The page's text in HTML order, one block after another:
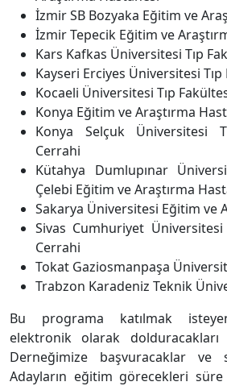
İzmir SB Bozyaka Eğitim ve
İzmir Tepecik Eğitim ve
Kars Kafkas Üniversitesi Tıp
Kayseri Erciyes Üniversitesi Tıp
Kocaeli Üniversitesi Tıp
Konya Eğitim ve Araştırma
Konya Selçuk Üniversitesi
Cerrahi
Kütahya Dumlupınar
Çelebi Eğitim ve Araştırma
Sakarya Üniversitesi Eğitim ve
Sivas Cumhuriyet
Cerrahi
Tokat Gaziosmanpaşa
Trabzon Karadeniz Teknik
Bu programa katılmak isteyen
elektronik olarak dolduracakları
Derneğimize başvuracaklar ve
Adayların eğitim görecekleri